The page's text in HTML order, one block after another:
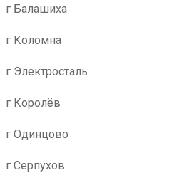
г Балашиха
г Коломна
г Электросталь
г Королёв
г Одинцово
г Серпухов